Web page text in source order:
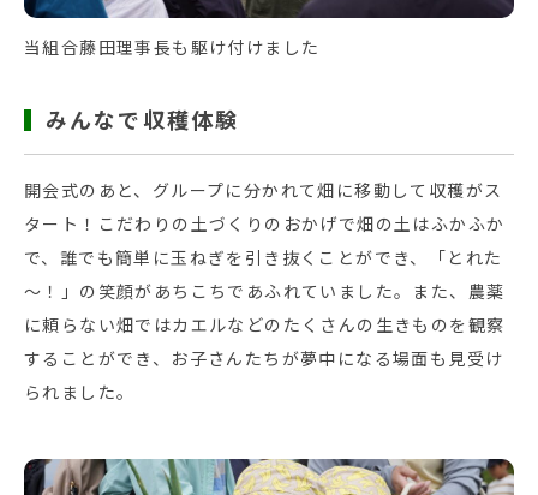
当組合藤田理事長も駆け付けました
みんなで収穫体験
開会式のあと、グループに分かれて畑に移動して収穫がス
タート！こだわりの土づくりのおかげで畑の土はふかふか
で、誰でも簡単に玉ねぎを引き抜くことができ、「とれた
～！」の笑顔があちこちであふれていました。また、農薬
に頼らない畑ではカエルなどのたくさんの生きものを観察
することができ、お子さんたちが夢中になる場面も見受け
られました。